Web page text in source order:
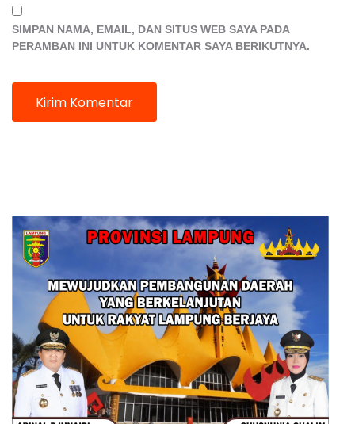
SIMPAN NAMA, EMAIL, DAN SITUS WEB SAYA PADA
PERAMBAN INI UNTUK KOMENTAR SAYA BERIKUTNYA.